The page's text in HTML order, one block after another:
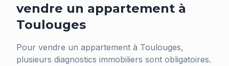
vendre un appartement à
Toulouges
Pour vendre un appartement à Toulouges,
plusieurs diagnostics immobiliers sont obligatoires.